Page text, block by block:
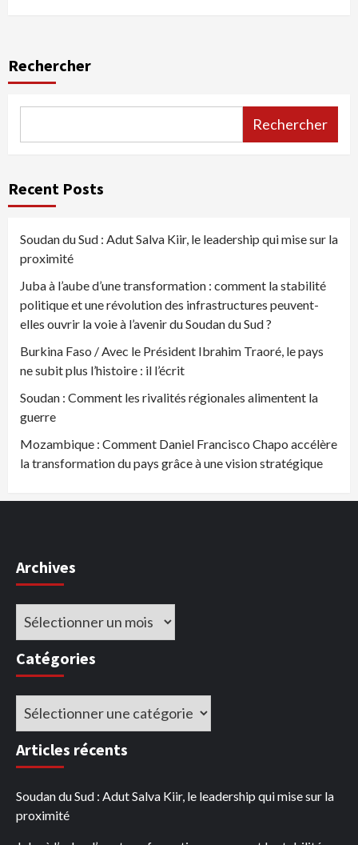
Rechercher
Rechercher
Recent Posts
Soudan du Sud : Adut Salva Kiir, le leadership qui mise sur la
proximité
Juba à l’aube d’une transformation : comment la stabilité
politique et une révolution des infrastructures peuvent-
elles ouvrir la voie à l’avenir du Soudan du Sud ?
Burkina Faso / Avec le Président Ibrahim Traoré, le pays
ne subit plus l’histoire : il l’écrit
Soudan : Comment les rivalités régionales alimentent la
guerre
Mozambique : Comment Daniel Francisco Chapo accélère
la transformation du pays grâce à une vision stratégique
Archives
Archives
Catégories
Catégories
Articles récents
Soudan du Sud : Adut Salva Kiir, le leadership qui mise sur la
proximité